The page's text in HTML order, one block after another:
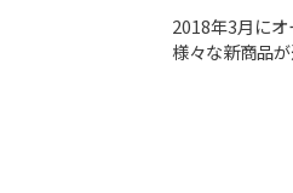
2018年3月にオ
様々な新商品